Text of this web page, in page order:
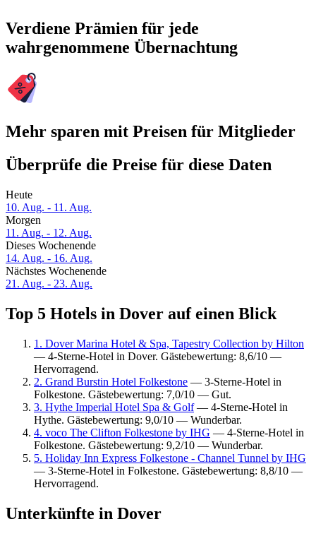
Verdiene Prämien für jede
wahrgenommene Übernachtung
Mehr sparen mit Preisen für Mitglieder
Überprüfe die Preise für diese Daten
Heute
10. Aug. - 11. Aug.
Morgen
11. Aug. - 12. Aug.
Dieses Wochenende
14. Aug. - 16. Aug.
Nächstes Wochenende
21. Aug. - 23. Aug.
Top 5 Hotels in Dover auf einen Blick
1. Dover Marina Hotel & Spa, Tapestry Collection by Hilton
— 4-Sterne-Hotel in Dover. Gästebewertung: 8,6/10 —
Hervorragend.
2. Grand Burstin Hotel Folkestone — 3-Sterne-Hotel in
Folkestone. Gästebewertung: 7,0/10 — Gut.
3. Hythe Imperial Hotel Spa & Golf— 4-Sterne-Hotel in
Hythe. Gästebewertung: 9,0/10 — Wunderbar.
4. voco The Clifton Folkestone by IHG — 4-Sterne-Hotel in
Folkestone. Gästebewertung: 9,2/10 — Wunderbar.
5. Holiday Inn Express Folkestone - Channel Tunnel by IHG
— 3-Sterne-Hotel in Folkestone. Gästebewertung: 8,8/10 —
Hervorragend.
Unterkünfte in Dover